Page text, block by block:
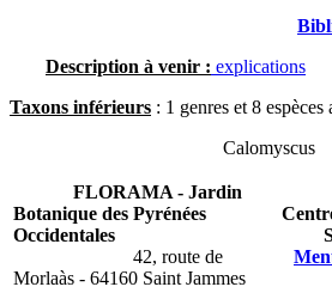
Description à venir : explications
Taxons inférieurs : 1 genres et 8 espèces
Calomyscus
FLORAMA - Jardin
Botanique des Pyrénées
Occidentales
42, route de
Morlaàs - 64160 Saint Jammes